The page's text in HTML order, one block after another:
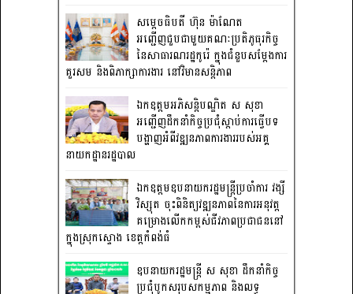
សម្តេចធិបតី ហ៊ុន ម៉ាណែត
អញ្ជើញជួបជាមួយគណៈប្រតិភូធុរកិច្ច
នៃសាធារណរដ្ឋកូរ៉េ ក្នុងជំនួបសម្តែងការ
គួរសម និងពិភាក្សាការងារ នៅវិមានសន្តិភាព
ឯកឧត្តមអភិសន្តិបណ្ឌិត ស សុខា
អញ្ជើញដឹកនាំកិច្ចប្រជុំស្តាប់ការធ្វើបទ
បង្ហាញអំពីវឌ្ឍនភាពការងាររបស់អគ្គ
នាយកដ្ឋានរដ្ឋបាល
ឯកឧត្តមឧបនាយករដ្ឋមន្រ្តីប្រចាំការ វង្សី
វិស្សុត ចុះពិនិត្យវឌ្ឍនភាពនៃការអនុវត្ត
គម្រោងលើកកម្ពស់ជីវភាពប្រជាជននៅ
ក្នុងស្រុកស្ទោង ខេត្តកំពង់ធំ
ឧបនាយករដ្ឋមន្ត្រី ស សុខា ដឹកនាំកិច្ច
ប្រជុំបូកសរុបសកម្មភាព និងលទ្ធ